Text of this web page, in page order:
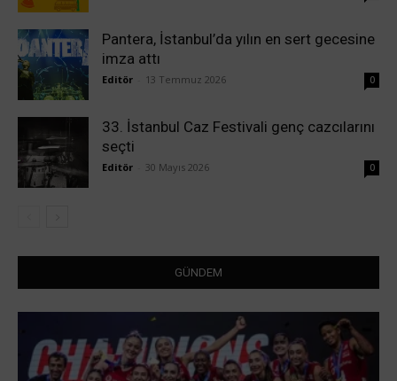
Pantera, İstanbul’da yılın en sert gecesine
imza attı
Editör 13 Temmuz 2026 0
33. İstanbul Caz Festivali genç cazcılarını
seçti
Editör 30 Mayıs 2026 0
GÜNDEM